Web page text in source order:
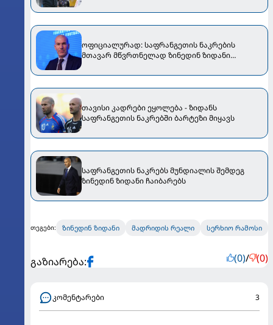
ოფიციალურად: საფრანგეთის ნაკრების
მთავარ მწვრთნელად ზინედინ ზიდანი
თავისი კადრები ეყოლება - ზიდანს
საფრანგეთის ნაკრებში ბარტეზი მიყავს
საფრანგეთის ნაკრებს მუნდიალის შემდეგ
ზინედინ ზიდანი ჩაიბარებს
თეგები: ზინედინ ზიდანი მადრიდის რეალი სერხიო რამოსი
გაზიარება: (0)/ (0)
კომენტარები 3